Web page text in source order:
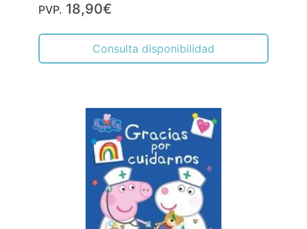
PVP. 18,90€
Consulta disponibilidad